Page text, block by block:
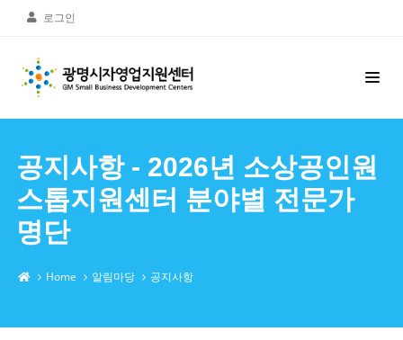
로그인
공지사항 - 2026년 소상공인원
스톱지원센터 분야별 전문가
명단
Home 알림마당 공지사항